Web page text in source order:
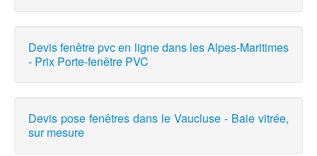
Devis fenêtre pvc en ligne dans les Alpes-Maritimes
- Prix Porte-fenêtre PVC
Devis pose fenêtres dans le Vaucluse - Baie vitrée,
sur mesure